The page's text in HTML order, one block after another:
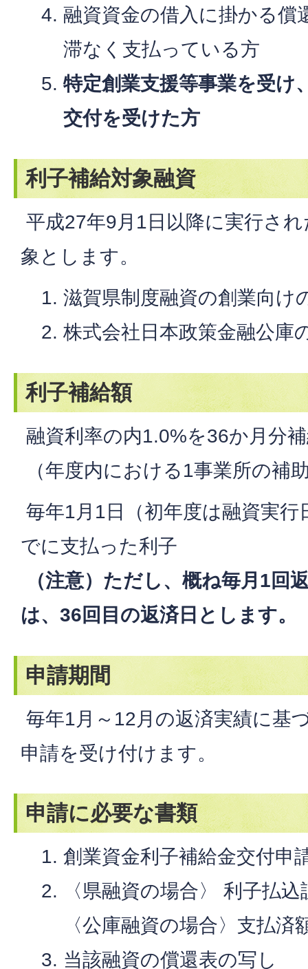
融資資金の借入に掛かる償
滞なく支払っている方
特定創業支援等事業を受け
交付を受けた方
利子補給対象融資
平成27年9月1日以降に実行さ
象とします。
滋賀県制度融資の創業向け
株式会社日本政策金融公庫
利子補給額
融資利率の内1.0%を36か月分
（年度内における1事業所の補
毎年1月1日（初年度は融資実
でに支払った利子
（注意）ただし、概ね毎月1回
は、36回目の返済日とします。
申請期間
毎年1月～12月の返済実績に基
申請を受け付けます。
申請に必要な書類
創業資金利子補給金交付申
〈県融資の場合〉 利子払
〈公庫融資の場合〉支払済
当該融資の償還表の写し